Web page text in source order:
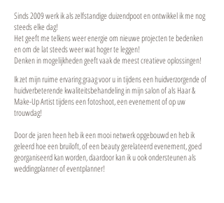
Sinds 2009 werk ik als zelfstandige duizendpoot en ontwikkel ik me nog
steeds elke dag!
Het geeft me telkens weer energie om nieuwe projecten te bedenken
en om de lat steeds weer wat hoger te leggen!
Denken in mogelijkheden geeft vaak de meest creatieve oplossingen!
Ik zet mijn ruime ervaring graag voor u in tijdens een huidverzorgende of
huidverbeterende kwaliteitsbehandeling in mijn salon of als Haar &
Make-Up Artist tijdens een fotoshoot, een evenement of op uw
trouwdag!
Door de jaren heen heb ik een mooi netwerk opgebouwd en heb ik
geleerd hoe een bruiloft, of een beauty gerelateerd evenement, goed
georganiseerd kan worden, daardoor kan ik u ook ondersteunen als
weddingplanner of eventplanner!